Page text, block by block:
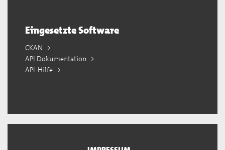
Eingesetzte Software
CKAN
API Dokumentation
API-Hilfe